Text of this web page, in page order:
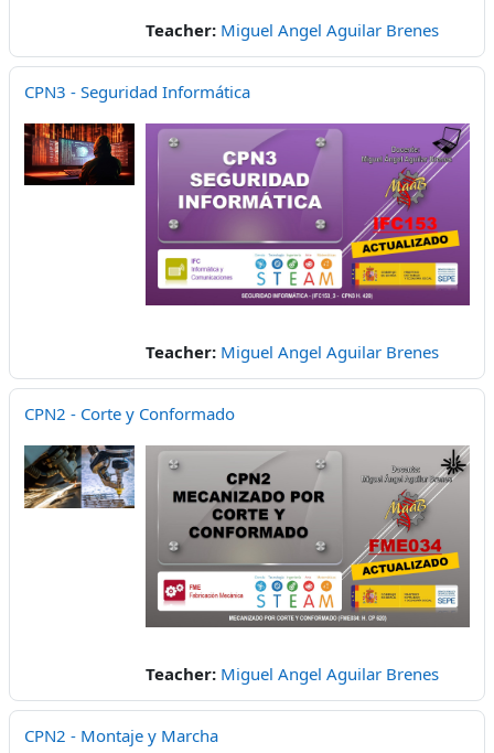
Teacher: Miguel Angel Aguilar Brenes
CPN3 - Seguridad Informática
Teacher: Miguel Angel Aguilar Brenes
CPN2 - Corte y Conformado
Teacher: Miguel Angel Aguilar Brenes
CPN2 - Montaje y Marcha